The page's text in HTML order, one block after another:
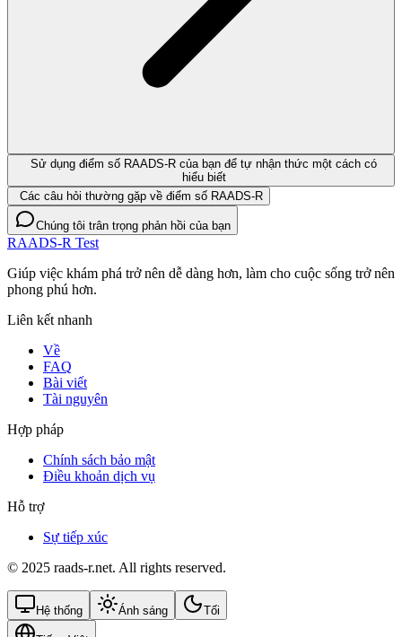
Sử dụng điểm số RAADS-R của bạn để tự nhận thức một cách có
hiểu biết
Các câu hỏi thường gặp về điểm số RAADS-R
Chúng tôi trân trọng phản hồi của bạn
RAADS-R Test
Giúp việc khám phá trở nên dễ dàng hơn, làm cho cuộc sống trở nên
phong phú hơn.
Liên kết nhanh
Về
FAQ
Bài viết
Tài nguyên
Hợp pháp
Chính sách bảo mật
Điều khoản dịch vụ
Hỗ trợ
Sự tiếp xúc
© 2025 raads-r.net. All rights reserved.
Hệ thống Ánh sáng Tối